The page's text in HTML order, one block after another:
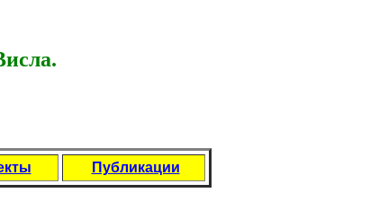
Публикации